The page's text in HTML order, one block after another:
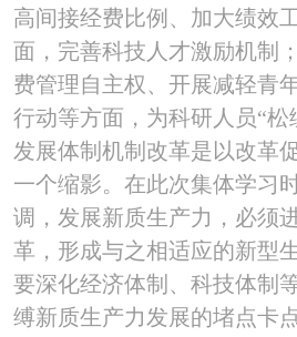
高间接经费比例、加大绩效
面，完善科技人才激励机制
费管理自主权、开展减轻青
行动等方面，为科研人员“松
发展体制机制改革是以改革
一个缩影。在此次集体学习
调，发展新质生产力，必须
革，形成与之相适应的新型
要深化经济体制、科技体制
缚新质生产力发展的堵点卡